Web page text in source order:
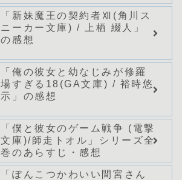
「新妹魔王の契約者Ⅻ(角川ス
ニーカー文庫) / 上栖 綴人」
の感想
「俺の彼女と幼なじみが修羅
場すぎる18(GA文庫) / 裕時悠
示」の感想
「僕と彼女のゲーム戦争 (電撃
文庫)/師走トオル」シリーズ全
巻のあらすじ・感想
「ぽんこつかわいい間宮さん